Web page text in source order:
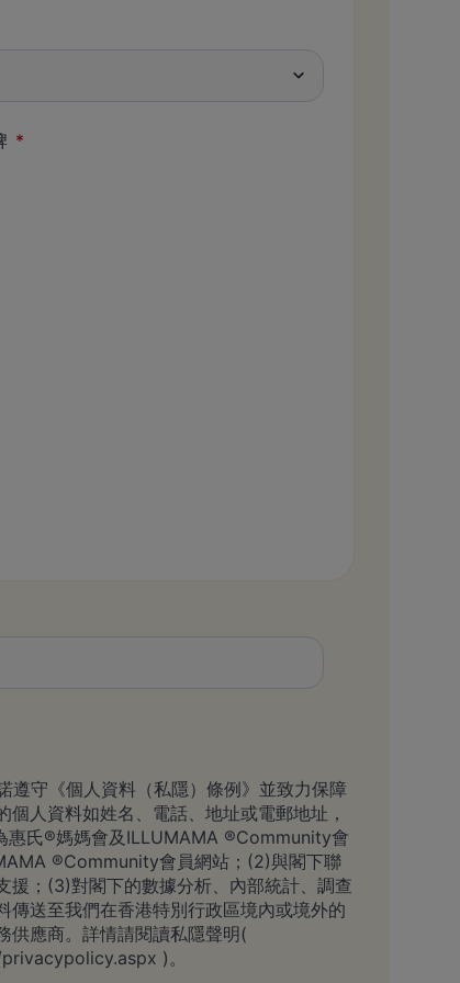
遵守《個人資料（私隱）條例》並致力保障
人資料如姓名、電話、地址或電郵地址，
惠氏®媽媽會及ILLUMAMA ®Community會
®Community會員網站；(2)與閣下聯
援；(3)對閣下的數據分析、內部統計、調查
傳送至我們在香港特別行政區境內或境外的
供應商。詳情請閱讀私隱聲明(
)。